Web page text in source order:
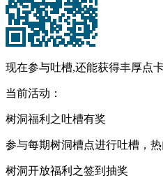
现在参与吐槽,还能获得丰厚点
当前活动：
树洞福利之吐槽有奖
参与每期树洞槽点进行吐槽，热
树洞开放福利之签到抽奖